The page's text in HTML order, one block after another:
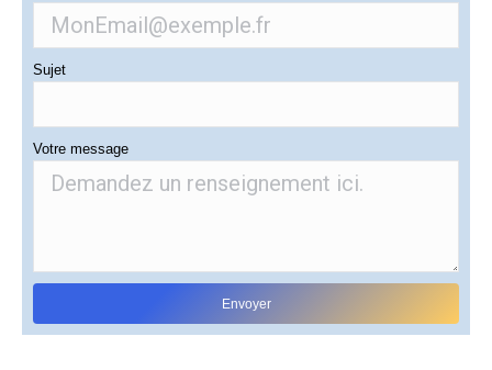
Sujet
Votre message